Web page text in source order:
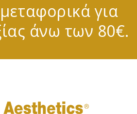
για
άνω των 80€.